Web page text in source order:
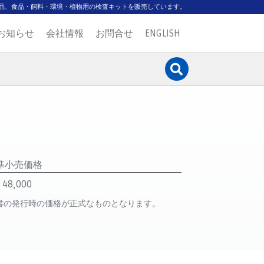
食品・飼料・環境・植物用の検査キットを販売しています。
知らせ 会社情報 お問合せ ENGLISH
小売価格
48,000
発行時の価格が正式なものとなります。